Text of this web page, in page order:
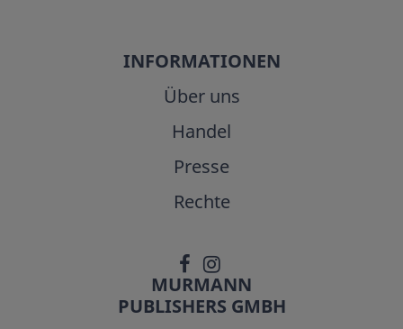
INFORMATIONEN
Über uns
Handel
Presse
Rechte
MURMANN
PUBLISHERS GMBH